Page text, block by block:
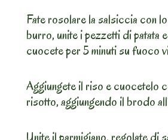
Fate rosolare la salsiccia con
burro, unite i pezzetti di patata
cuocete per 5 minuti su fuoco
Aggiungete il riso e cuocetelo
risotto, aggiungendo il brodo